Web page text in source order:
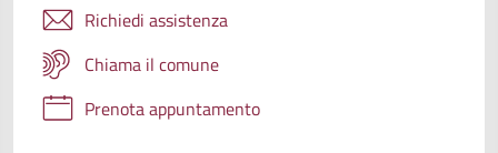
Richiedi assistenza
Chiama il comune
Prenota appuntamento